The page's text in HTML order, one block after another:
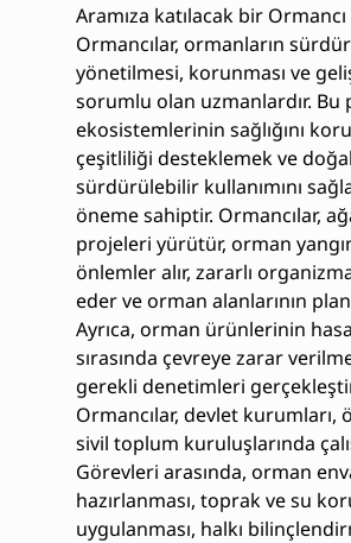
Aramıza katılacak bir
Ormancılar, ormanların
yönetilmesi, korunması ve
sorumlu olan uzmanlardır. Bu
ekosistemlerinin sağlığını
çeşitliliği desteklemek ve
sürdürülebilir kullanımını
öneme sahiptir. Ormancılar,
projeleri yürütür, orman
önlemler alır, zararlı
eder ve orman alanlarının
Ayrıca, orman ürünlerinin
sırasında çevreye zarar
gerekli denetimleri
Ormancılar, devlet kurumları,
sivil toplum kuruluşlarında
Görevleri arasında, orman
hazırlanması, toprak ve su
uygulanması, halkı